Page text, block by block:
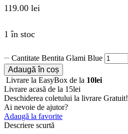
119.00 lei
1 în stoc
Cantitate Bentita Glami Blue
Adaugă în coș
Livrare la EasyBox de la 10lei
Livrare acasă de la 15lei
Deschiderea coletului la livrare Gratuit!
Ai nevoie de ajutor?
Adaugă la favorite
Descriere scurtă